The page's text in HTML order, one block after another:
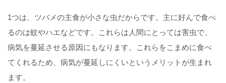
1つは、ツバメの主食が小さな虫だからです。主に好んで食べ
るのは蚊やハエなどです。これらは人間にとっては害虫で、
病気を蔓延させる原因にもなります。これらをこまめに食べ
てくれるため、病気が蔓延しにくいというメリットが生まれ
ます。